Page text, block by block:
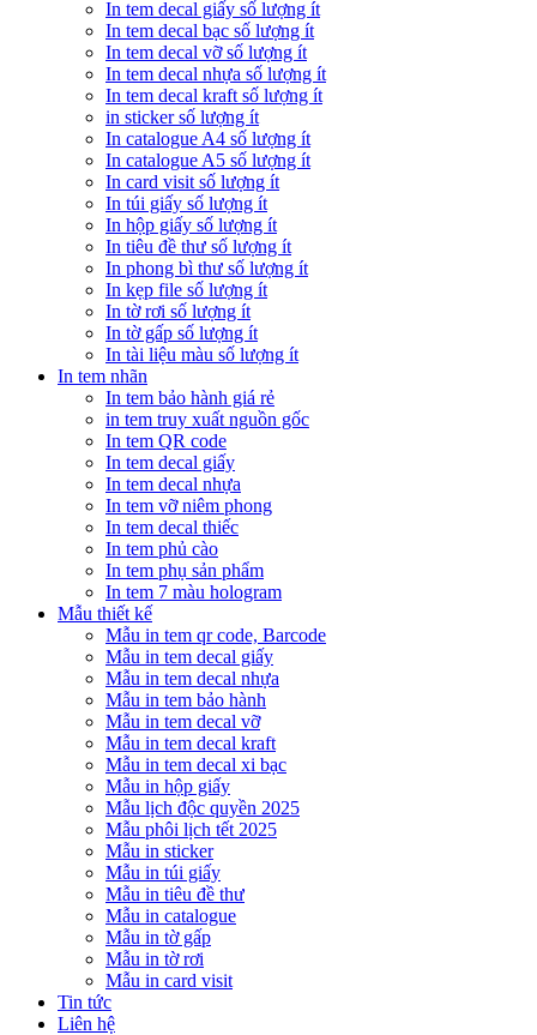
In tem decal giấy số lượng ít
In tem decal bạc số lượng ít
In tem decal vỡ số lượng ít
In tem decal nhựa số lượng ít
In tem decal kraft số lượng ít
in sticker số lượng ít
In catalogue A4 số lượng ít
In catalogue A5 số lượng ít
In card visit số lượng ít
In túi giấy số lượng ít
In hộp giấy số lượng ít
In tiêu đề thư số lượng ít
In phong bì thư số lượng ít
In kẹp file số lượng ít
In tờ rơi số lượng ít
In tờ gấp số lượng ít
In tài liệu màu số lượng ít
In tem nhãn
In tem bảo hành giá rẻ
in tem truy xuất nguồn gốc
In tem QR code
In tem decal giấy
In tem decal nhựa
In tem vỡ niêm phong
In tem decal thiếc
In tem phủ cào
In tem phụ sản phẩm
In tem 7 màu hologram
Mẫu thiết kế
Mẫu in tem qr code, Barcode
Mẫu in tem decal giấy
Mẫu in tem decal nhựa
Mẫu in tem bảo hành
Mẫu in tem decal vỡ
Mẫu in tem decal kraft
Mẫu in tem decal xi bạc
Mẫu in hộp giấy
Mẫu lịch độc quyền 2025
Mẫu phôi lịch tết 2025
Mẫu in sticker
Mẫu in túi giấy
Mẫu in tiêu đề thư
Mẫu in catalogue
Mẫu in tờ gấp
Mẫu in tờ rơi
Mẫu in card visit
Tin tức
Liên hệ